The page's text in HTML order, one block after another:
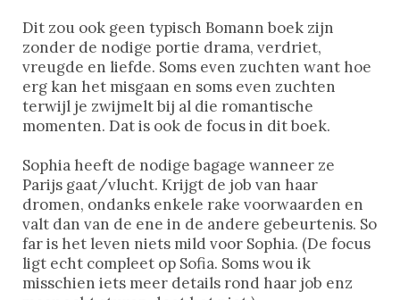
Dit zou ook geen typisch Bomann boek zijn
zonder de nodige portie drama, verdriet,
vreugde en liefde. Soms even zuchten want hoe
erg kan het misgaan en soms even zuchten
terwijl je zwijmelt bij al die romantische
momenten. Dat is ook de focus in dit boek.
Sophia heeft de nodige bagage wanneer ze
Parijs gaat/vlucht. Krijgt de job van haar
dromen, ondanks enkele rake voorwaarden en
valt dan van de ene in de andere gebeurtenis. So
far is het leven niets mild voor Sophia. (De focus
ligt echt compleet op Sofia. Soms wou ik
misschien iets meer details rond haar job enz